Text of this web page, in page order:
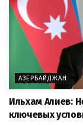
АЗЕРБАЙДЖАН
Ильхам Алиев:
ключевых